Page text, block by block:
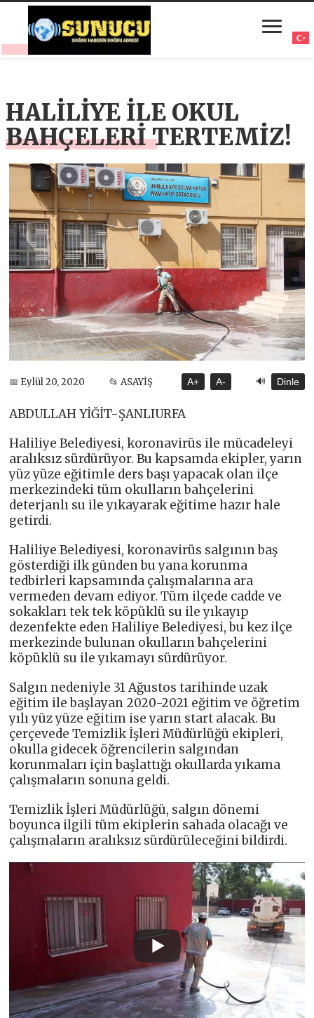
HALİLİYE İLE OKUL
BAHÇELERİ TERTEMİZ!
📅 Eylül 20, 2020 📂 ASAYİŞ A+ A- 🔊 Dinle
ABDULLAH YİĞİT-ŞANLIURFA
Haliliye Belediyesi, koronavirüs ile mücadeleyi
aralıksız sürdürüyor. Bu kapsamda ekipler, yarın
yüz yüze eğitimle ders başı yapacak olan ilçe
merkezindeki tüm okulların bahçelerini
deterjanlı su ile yıkayarak eğitime hazır hale
getirdi.
Haliliye Belediyesi, koronavirüs salgının baş
gösterdiği ilk günden bu yana korunma
tedbirleri kapsamında çalışmalarına ara
vermeden devam ediyor. Tüm ilçede cadde ve
sokakları tek tek köpüklü su ile yıkayıp
dezenfekte eden Haliliye Belediyesi, bu kez ilçe
merkezinde bulunan okulların bahçelerini
köpüklü su ile yıkamayı sürdürüyor.
Salgın nedeniyle 31 Ağustos tarihinde uzak
eğitim ile başlayan 2020-2021 eğitim ve öğretim
yılı yüz yüze eğitim ise yarın start alacak. Bu
çerçevede Temizlik İşleri Müdürlüğü ekipleri,
okulla gidecek öğrencilerin salgından
korunmaları için başlattığı okullarda yıkama
çalışmaların sonuna geldi.
Temizlik İşleri Müdürlüğü, salgın dönemi
boyunca ilgili tüm ekiplerin sahada olacağı ve
çalışmaların aralıksız sürdürüleceğini bildirdi.